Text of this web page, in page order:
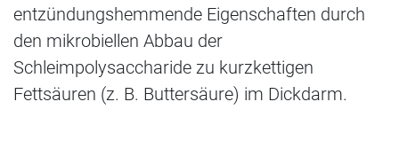
entzündungshemmende Eigenschaften durch
den mikrobiellen Abbau der
Schleimpolysaccharide zu kurzkettigen
Fettsäuren (z. B. Buttersäure) im Dickdarm.